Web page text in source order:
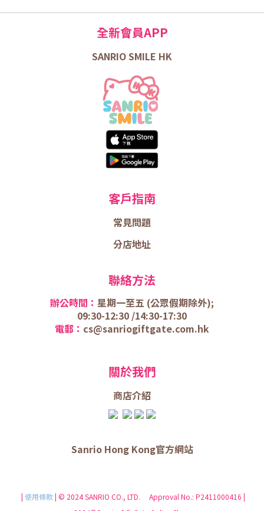
全新會員APP
SANRIO SMILE HK
客戶指南
常見問題
分店地址
聯絡方法
辦公時間： 星期一至五 (公眾假期除外);
09:30-12:30 /14:30-17:30
電郵： cs@sanriogiftgate.com.hk
關於我們
商店介紹
Sanrio Hong Kong官方網站
| 使用條款| © 2024 SANRIO CO., LTD. Approval No.: P2411000416 |